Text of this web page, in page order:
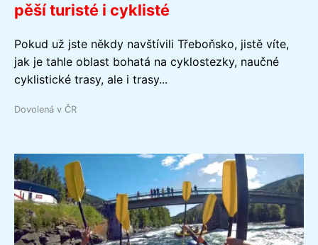
pěší turisté i cyklisté
Pokud už jste někdy navštívili Třeboňsko, jistě víte,
jak je tahle oblast bohatá na cyklostezky, naučné
cyklistické trasy, ale i trasy...
Dovolená v ČR